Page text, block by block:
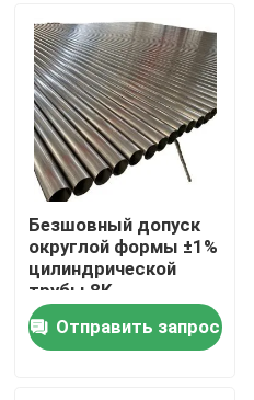
Дома
О Компании
Контакты
Продукция
Труба круга
Безшовный допуск
округлой формы ±1%
цилиндрической
трубы 8K
нержавеющей стали
Отправить запрос